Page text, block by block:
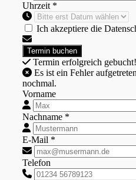
Uhrzeit *
Ich akzeptiere die
Termin erfolgreich gebucht!
nochmal.
Vorname
Nachname *
E-Mail *
Telefon